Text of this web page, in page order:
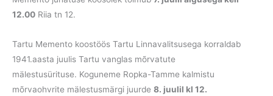
12.00 Riia tn 12.
Tartu Memento koostöös Tartu Linnavalitsusega korraldab
1941.aasta juulis Tartu vanglas mõrvatute
mälestusürituse. Koguneme Ropka-Tamme kalmistu
mõrvaohvrite mälestusmärgi juurde 8. juulil kl 12.